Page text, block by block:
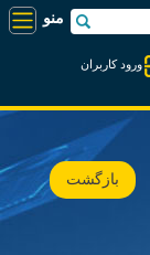
ورود کاربران
بازگشت